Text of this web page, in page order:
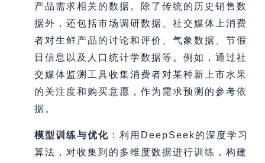
产品需求相关的数据。除了传统的历史销售数
据外，还包括市场调研数据、社交媒体上消费
者对生鲜产品的讨论和评价、气象数据、节假
日信息以及人口统计学数据等。例如，通过社
交媒体监测工具收集消费者对某种新上市水果
的关注度和购买意愿，作为需求预测的参考依
据。
模型训练与优化 ：利用DeepSeek的深度学习
算法，对收集到的多维度数据进行训练，构建